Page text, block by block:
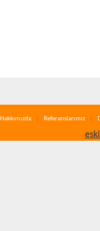
Hakkımızda Referanslarımız